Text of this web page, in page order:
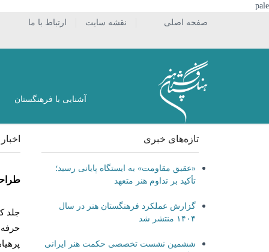
pale
ارتباط با ما نقشه سایت صفحه اصلی
آشنایی با فرهنگستان
جلد
تازه‌های خبری
«عقیق مقاومت» به ایستگاه پایانی رسید؛
تأکید بر تداوم هنر متعهد
گزارش عملکرد فرهنگستان هنر در سال
۱۴۰۴ منتشر شد
ششمین نشست تخصصی حکمت هنر ایرانی